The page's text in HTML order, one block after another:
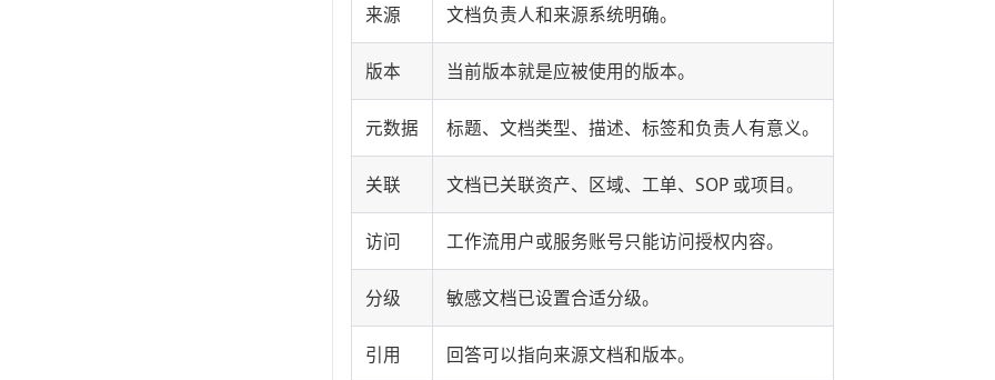
来源 文档负责人和来源系统明确。
版本 当前版本就是应被使用的版本。
元数据 标题、文档类型、描述、标签和负责人有意义。
关联 文档已关联资产、区域、工单、SOP 或项目。
访问 工作流用户或服务账号只能访问授权内容。
分级 敏感文档已设置合适分级。
引用 回答可以指向来源文档和版本。